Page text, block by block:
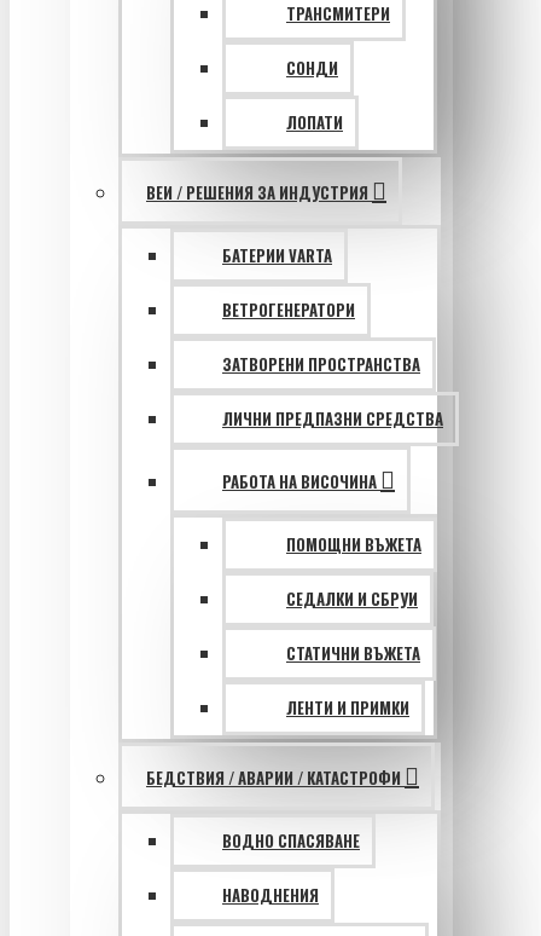
ТРАНСМИТЕРИ
СОНДИ
ЛОПАТИ
ВЕИ / РЕШЕНИЯ ЗА ИНДУСТРИЯ
БАТЕРИИ VARTA
ВЕТРОГЕНЕРАТОРИ
ЗАТВОРЕНИ ПРОСТРАНСТВА
ЛИЧНИ ПРЕДПАЗНИ СРЕДСТВА
РАБОТА НА ВИСОЧИНА
ПОМОЩНИ ВЪЖЕТА
СЕДАЛКИ И СБРУИ
СТАТИЧНИ ВЪЖЕТА
ЛЕНТИ И ПРИМКИ
БЕДСТВИЯ / АВАРИИ / КАТАСТРОФИ
ВОДНО СПАСЯВАНЕ
НАВОДНЕНИЯ